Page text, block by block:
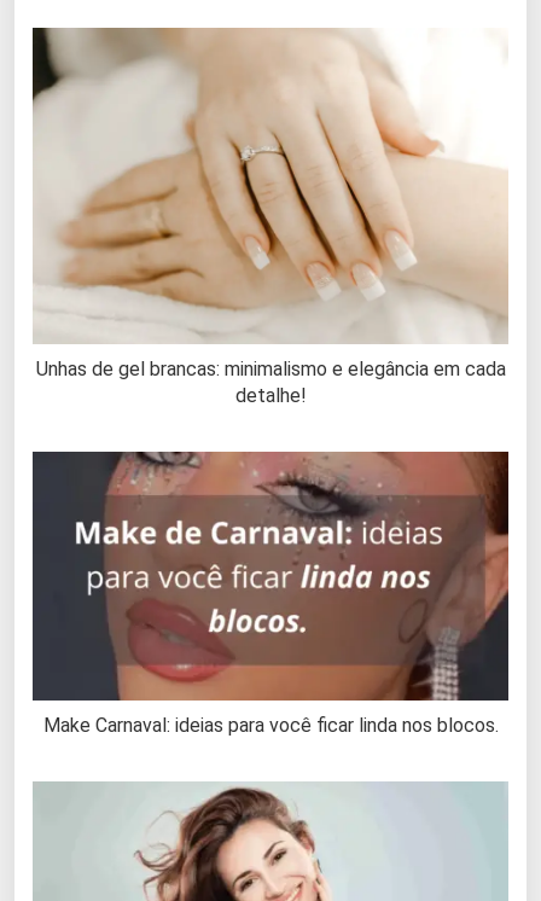
Unhas de gel brancas: minimalismo e elegância em cada
detalhe!
Make Carnaval: ideias para você ficar linda nos blocos.